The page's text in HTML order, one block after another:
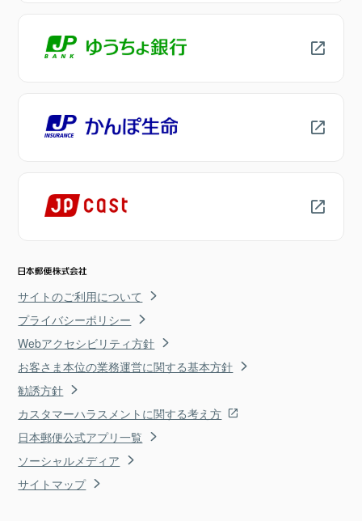
サイトのご利用について
プライバシーポリシー
Webアクセシビリティ方針
お客さま本位の業務運営に関する基本方針
勧誘方針
カスタマーハラスメントに関する考え方
日本郵便公式アプリ一覧
ソーシャルメディア
サイトマップ